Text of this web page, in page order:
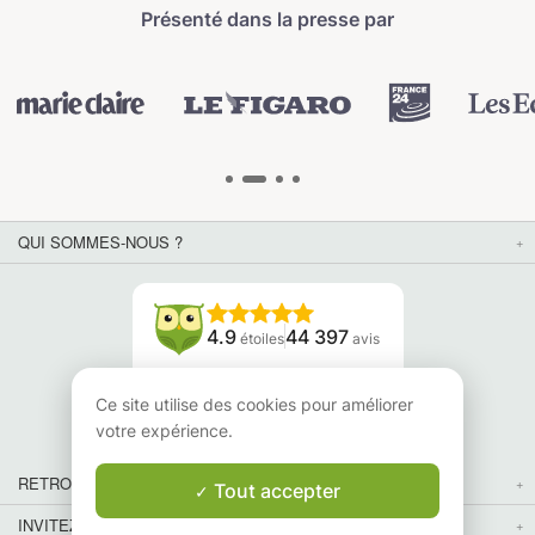
Présenté dans la presse par
QUI SOMMES-NOUS ?
4.9 étoiles44 397 avis
Lisez nos avis
RETROUVEZ-NOUS
INVITEZ VOS AMIS
Ce site utilise des cookies pour améliorer
votre expérience.
Tout accepter